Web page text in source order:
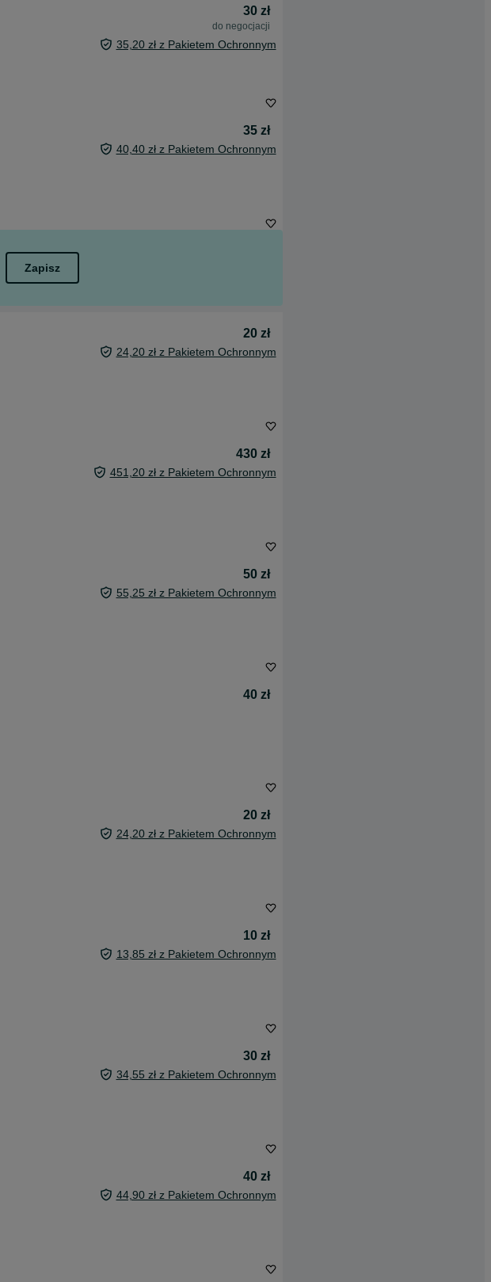
30 zł
do negocjacji
35,20 zł z Pakietem Ochronnym
35 zł
40,40 zł z Pakietem Ochronnym
Zapisz
20 zł
24,20 zł z Pakietem Ochronnym
430 zł
451,20 zł z Pakietem Ochronnym
50 zł
55,25 zł z Pakietem Ochronnym
40 zł
20 zł
24,20 zł z Pakietem Ochronnym
10 zł
13,85 zł z Pakietem Ochronnym
30 zł
34,55 zł z Pakietem Ochronnym
40 zł
44,90 zł z Pakietem Ochronnym